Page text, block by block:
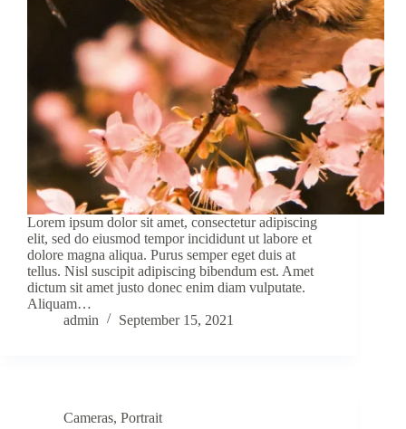
Lorem ipsum dolor sit amet, consectetur adipiscing
elit, sed do eiusmod tempor incididunt ut labore et
dolore magna aliqua. Purus semper eget duis at
tellus. Nisl suscipit adipiscing bibendum est. Amet
dictum sit amet justo donec enim diam vulputate.
Aliquam…
admin
September 15, 2021
Cameras, Portrait